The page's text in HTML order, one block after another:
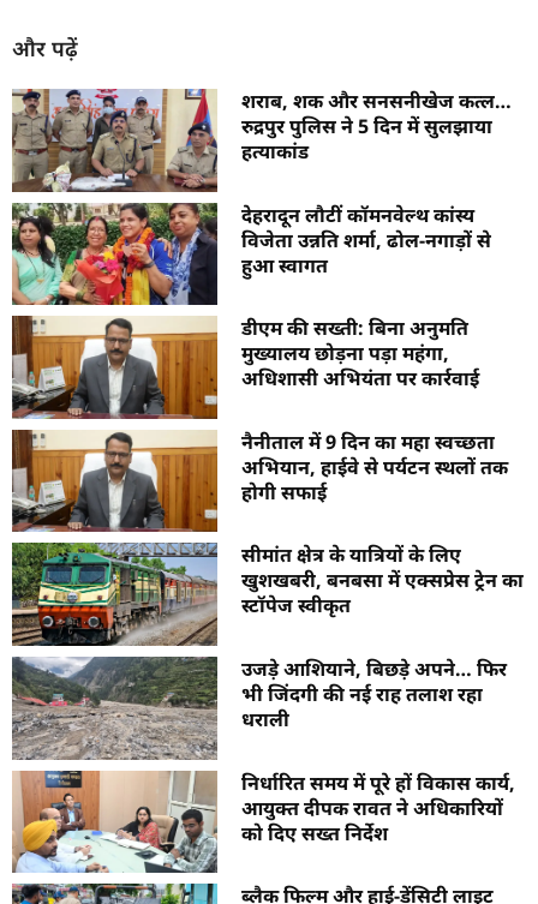
और पढ़ें
शराब, शक और सनसनीखेज कत्ल…
रुद्रपुर पुलिस ने 5 दिन में सुलझाया
हत्याकांड
देहरादून लौटीं कॉमनवेल्थ कांस्य
विजेता उन्नति शर्मा, ढोल-नगाड़ों से
हुआ स्वागत
डीएम की सख्ती: बिना अनुमति
मुख्यालय छोड़ना पड़ा महंगा,
अधिशासी अभियंता पर कार्रवाई
नैनीताल में 9 दिन का महा स्वच्छता
अभियान, हाईवे से पर्यटन स्थलों तक
होगी सफाई
सीमांत क्षेत्र के यात्रियों के लिए
खुशखबरी, बनबसा में एक्सप्रेस ट्रेन का
स्टॉपेज स्वीकृत
उजड़े आशियाने, बिछड़े अपने… फिर
भी जिंदगी की नई राह तलाश रहा
धराली
निर्धारित समय में पूरे हों विकास कार्य,
आयुक्त दीपक रावत ने अधिकारियों
को दिए सख्त निर्देश
ब्लैक फिल्म और हाई-डेंसिटी लाइट